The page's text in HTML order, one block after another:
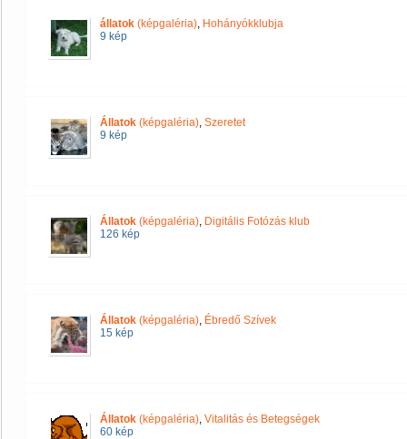
állatok (képgaléria), Hohányókklubja
9 kép
Állatok (képgaléria), Szeretet
9 kép
Állatok (képgaléria), Digitális Fotózás klub
126 kép
Állatok (képgaléria), Ébredő Szívek
15 kép
Állatok (képgaléria), Vitalitás és Betegségek
60 kép